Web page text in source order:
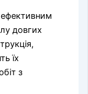
ефективним
довгих
їх
з